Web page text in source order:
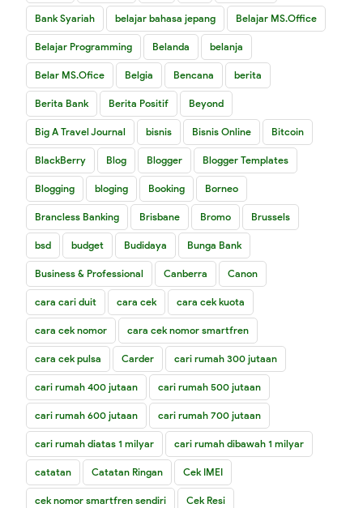
Bank Syariah belajar bahasa jepang Belajar MS.Office
Belajar Programming Belanda belanja
Belar MS.Ofice Belgia Bencana berita
Berita Bank Berita Positif Beyond
Big A Travel Journal bisnis Bisnis Online Bitcoin
BlackBerry Blog Blogger Blogger Templates
Blogging bloging Booking Borneo
Brancless Banking Brisbane Bromo Brussels
bsd budget Budidaya Bunga Bank
Business & Professional Canberra Canon
cara cari duit cara cek cara cek kuota
cara cek nomor cara cek nomor smartfren
cara cek pulsa Carder cari rumah 300 jutaan
cari rumah 400 jutaan cari rumah 500 jutaan
cari rumah 600 jutaan cari rumah 700 jutaan
cari rumah diatas 1 milyar cari rumah dibawah 1 milyar
catatan Catatan Ringan Cek IMEI
cek nomor smartfren sendiri Cek Resi